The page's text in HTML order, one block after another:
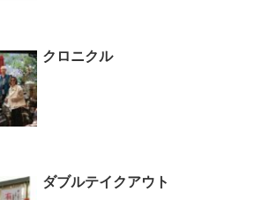
クロニクル
ダブルテイクアウト